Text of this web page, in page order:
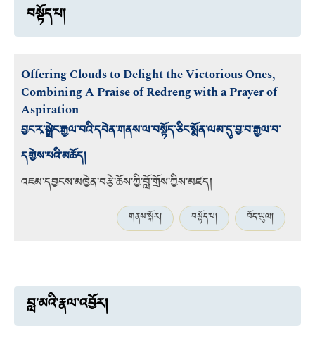
བསྟོད་པ།
Offering Clouds to Delight the Victorious Ones,
Combining A Praise of Redreng with a Prayer of
Aspiration
བྱང་རྭ་སྒྲེང་རྒྱལ་བའི་དབེན་གནས་ལ་བསྟོད་ཅིང་སྨོན་ལམ་དུ་བྱ་བ་རྒྱལ་བ་
དགྱེས་པའི་མཆོད།
འཇམ་དབྱངས་མཁྱེན་བརྩེ་ཆོས་ཀྱི་བློ་གྲོས་ཀྱིས་མཛད།
གནས་སྐོར། བསྟོད་པ། བོད་ཡུལ།
བླ་མའི་རྣལ་འབྱོར།